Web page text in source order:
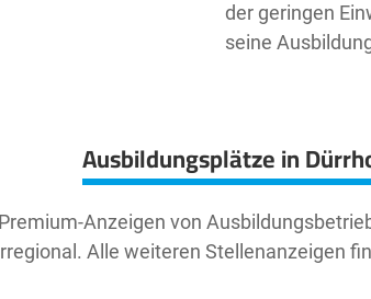
der geringen
seine
Ausbildungsplätze in
Anzeigen von
Alle weiteren Stellenanzeigen